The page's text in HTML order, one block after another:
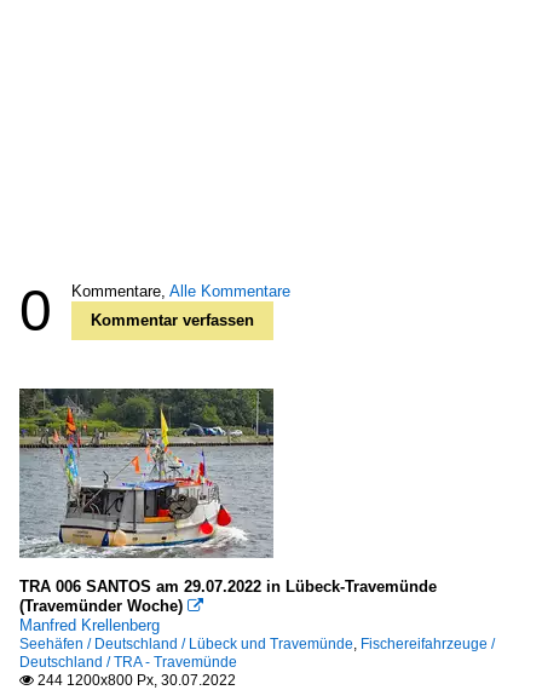
0 Kommentare, Alle Kommentare
Kommentar verfassen
TRA 006 SANTOS am 29.07.2022 in Lübeck-Travemünde
(Travemünder Woche) 
Manfred Krellenberg
Seehäfen / Deutschland / Lübeck und Travemünde, Fischereifahrzeuge /
Deutschland / TRA - Travemünde
 244 1200x800 Px, 30.07.2022